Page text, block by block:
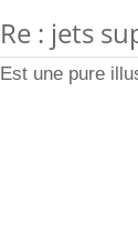
Re : jets
Est une pure